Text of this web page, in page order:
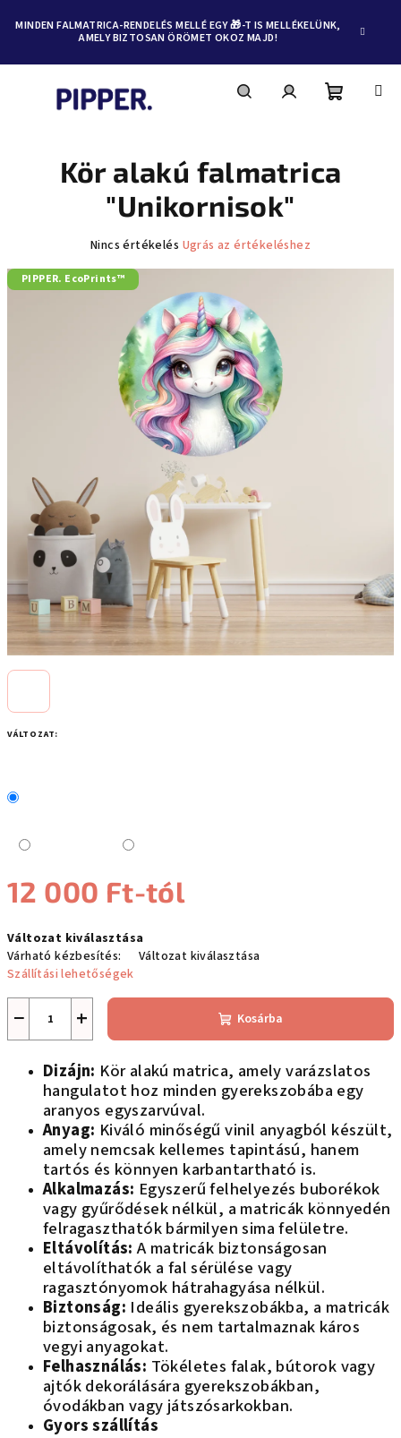
tartalomhoz
MINDEN FALMATRICA-RENDELÉS MELLÉ EGY 🎁-T IS MELLÉKELÜNK,
AMELY BIZTOSAN ÖRÖMET OKOZ MAJD!
VÁLTOZAT:
12 000 Ft-tól
Változat kiválasztása
Várható kézbesítés:
Változat kiválasztása
Szállítási lehetőségek
+
− Kosárba
Dizájn: Kör alakú matrica, amely varázslatos
hangulatot hoz minden gyerekszobába egy
aranyos egyszarvúval.
Anyag: Kiváló minőségű vinil anyagból készült,
amely nemcsak kellemes tapintású, hanem
tartós és könnyen karbantartható is.
Alkalmazás: Egyszerű felhelyezés buborékok
vagy gyűrődések nélkül, a matricák könnyedén
felragaszthatók bármilyen sima felületre.
Eltávolítás:A matricák biztonságosan
eltávolíthatók a fal sérülése vagy
ragasztónyomok hátrahagyása nélkül.
Biztonság: Ideális gyerekszobákba, a matricák
biztonságosak, és nem tartalmaznak káros
vegyi anyagokat.
Felhasználás: Tökéletes falak, bútorok vagy
ajtók dekorálására gyerekszobákban,
óvodákban vagy játszósarkokban.
Gyors szállítás
Kör alakú falmatrica
"Unikornisok"
A
átlagos
csillag.
Nincs értékelés Ugrás az értékeléshez
PIPPER. EcoPrints™